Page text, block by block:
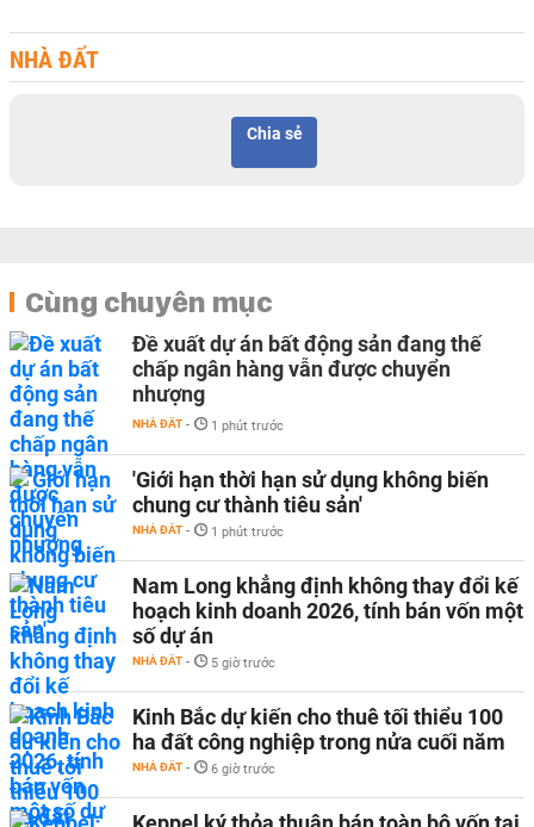
NHÀ ĐẤT
Chia sẻ
Cùng chuyên mục
Đề xuất dự án bất động sản đang thế
chấp ngân hàng vẫn được chuyển
nhượng
NHÀ ĐẤT - 1 phút trước
'Giới hạn thời hạn sử dụng không biến
chung cư thành tiêu sản'
NHÀ ĐẤT - 1 phút trước
Nam Long khẳng định không thay đổi kế
hoạch kinh doanh 2026, tính bán vốn một
số dự án
NHÀ ĐẤT - 5 giờ trước
Kinh Bắc dự kiến cho thuê tối thiểu 100
ha đất công nghiệp trong nửa cuối năm
NHÀ ĐẤT - 6 giờ trước